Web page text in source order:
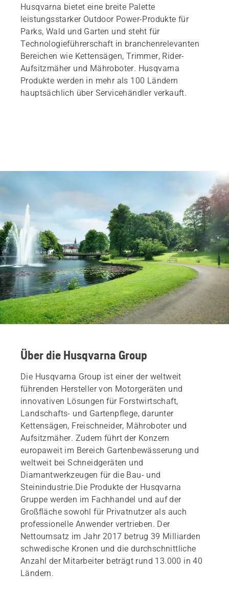
Husqvarna bietet eine breite Palette
leistungsstarker Outdoor Power-Produkte für
Parks, Wald und Garten und steht für
Technologieführerschaft in branchenrelevanten
Bereichen wie Kettensägen, Trimmer, Rider-
Aufsitzmäher und Mähroboter. Husqvarna
Produkte werden in mehr als 100 Ländern
hauptsächlich über Servicehändler verkauft.
Über die Husqvarna Group
Die Husqvarna Group ist einer der weltweit
führenden Hersteller von Motorgeräten und
innovativen Lösungen für Forstwirtschaft,
Landschafts- und Gartenpflege, darunter
Kettensägen, Freischneider, Mähroboter und
Aufsitzmäher. Zudem führt der Konzern
europaweit im Bereich Gartenbewässerung und
weltweit bei Schneidgeräten und
Diamantwerkzeugen für die Bau- und
Steinindustrie.Die Produkte der Husqvarna
Gruppe werden im Fachhandel und auf der
Großfläche sowohl für Privatnutzer als auch
professionelle Anwender vertrieben. Der
Nettoumsatz im Jahr 2017 betrug 39 Milliarden
schwedische Kronen und die durchschnittliche
Anzahl der Mitarbeiter beträgt rund 13.000 in 40
Ländern.